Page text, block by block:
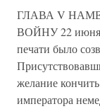
ГЛАВА V
ВОЙНУ 22 июня
печати было
желание
императора